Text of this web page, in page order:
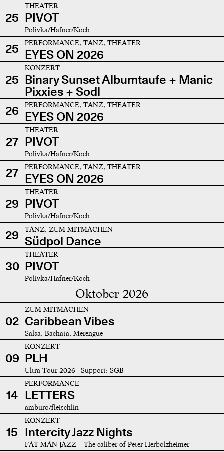
25
THEATER
PIVOT
Polivka/Hafner/Koch
25 PERFORMANCE, TANZ, THEATER
EYES ON 2026
25
KONZERT
Binary Sunset Albumtaufe + Manic
Pixxies + Sodl
26
PERFORMANCE, TANZ, THEATER
EYES ON 2026
27
THEATER
PIVOT
Polivka/Hafner/Koch
27 PERFORMANCE, TANZ, THEATER
EYES ON 2026
29
THEATER
PIVOT
Polivka/Hafner/Koch
29 TANZ, ZUM MITMACHEN
Südpol Dance
30
THEATER
PIVOT
Polivka/Hafner/Koch
Oktober 2026
02
ZUM MITMACHEN
Caribbean Vibes
Salsa, Bachata, Merengue
09
KONZERT
PLH
Ultra Tour 2026 | Support: SGB
14
PERFORMANCE
LETTERS
amburo/fleischlin
15
KONZERT
Intercity Jazz Nights
FAT MAN JAZZ – The caliber of Peter Herbolzheimer